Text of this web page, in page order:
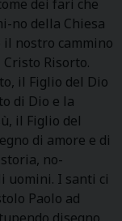
dei fari che
no della Chiesa
nostro cammino
Risorto.
il Figlio del Dio
di Dio e la
il Figlio del
di amore e di
no-
uomini. I santi ci
Paolo ad